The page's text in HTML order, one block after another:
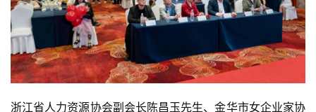
浙江省人力资源协会副会长陈昌玉先生、金华市女企业家协